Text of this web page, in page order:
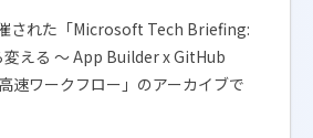
された「Microsoft Tech Briefing:
変える ～ App Builder x GitHub
速ワークフロー」のアーカイブで